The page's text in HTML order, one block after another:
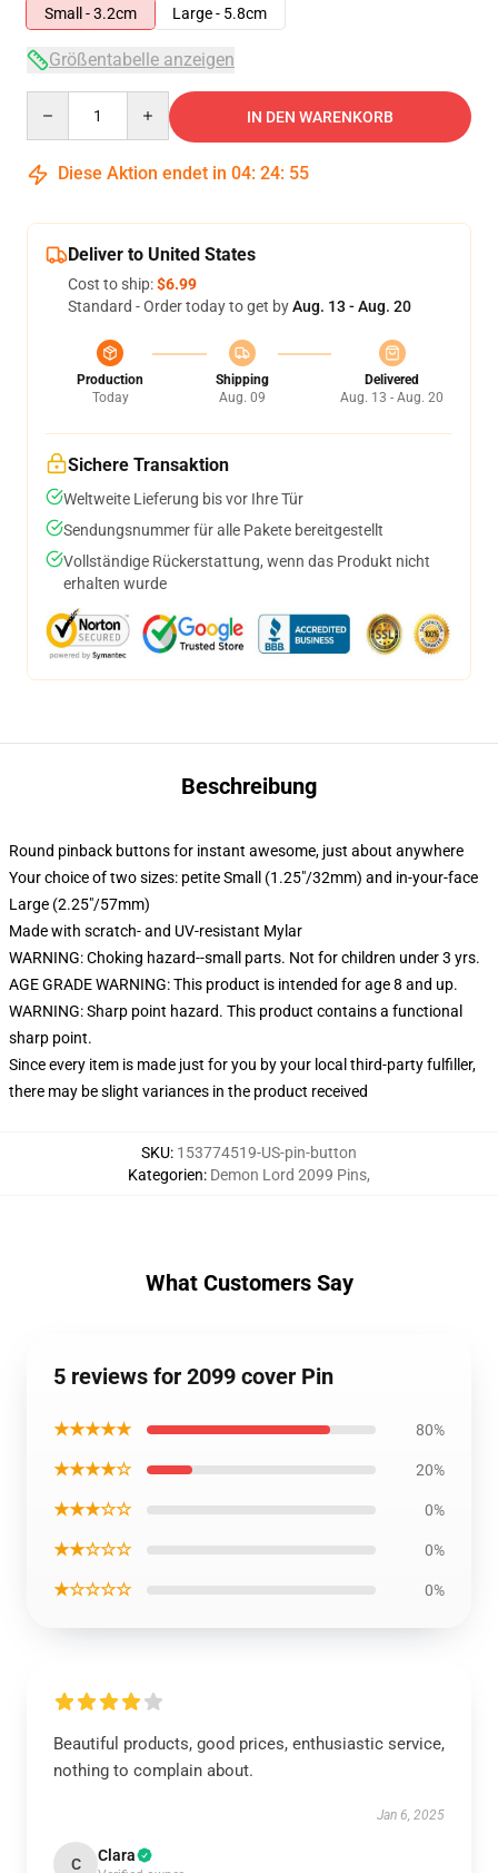
Small - 3.2cm
Large - 5.8cm
Größentabelle anzeigen
IN DEN WARENKORB
Diese Aktion endet in 04: 24: 54
Deliver to United States
Cost to ship:$6.99
Standard - Order today to get byAug. 13 - Aug. 20
Production
Today
Shipping
Aug. 09
Delivered
Aug. 13 - Aug. 20
Sichere Transaktion
Weltweite Lieferung bis vor Ihre Tür
Sendungsnummer für alle Pakete bereitgestellt
Vollständige Rückerstattung, wenn das Produkt nicht
erhalten wurde
Beschreibung
Round pinback buttons for instant awesome, just about anywhere
Your choice of two sizes: petite Small (1.25"/32mm) and in-your-face
Large (2.25"/57mm)
Made with scratch- and UV-resistant Mylar
WARNING: Choking hazard--small parts. Not for children under 3 yrs.
AGE GRADE WARNING: This product is intended for age 8 and up.
WARNING: Sharp point hazard. This product contains a functional
sharp point.
Since every item is made just for you by your local third-party fulfiller,
there may be slight variances in the product received
SKU: 153774519-US-pin-button
Kategorien: Demon Lord 2099 Pins,
What Customers Say
5 reviews for 2099 cover Pin
★★★★★ 80%
★★★★☆ 20%
★★★☆☆ 0%
★★☆☆☆ 0%
★☆☆☆☆ 0%
Beautiful products, good prices, enthusiastic service,
nothing to complain about.
Jan 6, 2025
C Clara